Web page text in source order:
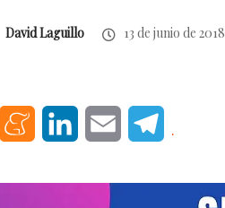
David Laguillo 13 de junio de 2018
WhatsAppMeneameLinkedInEmail .